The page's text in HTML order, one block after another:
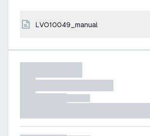
LVO10049_manual